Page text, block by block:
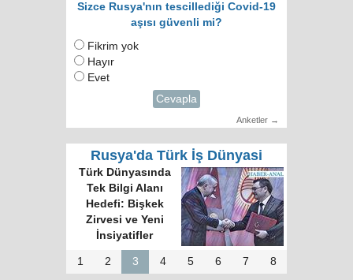
Sizce Rusya'nın tescillediği Covid-19
aşısı güvenli mi?
Fikrim yok
Hayır
Evet
Cevapla
Anketler →
Rusya'da Türk İş Dünyasi
Türk Dünyasında
Tek Bilgi Alanı
Hedefi: Bişkek
Zirvesi ve Yeni
İnsiyatifler
1 2 3 4 5 6 7 8